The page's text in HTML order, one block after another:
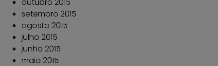
setembro 2015
agosto 2015
julho 2015
junho 2015
maio 2015